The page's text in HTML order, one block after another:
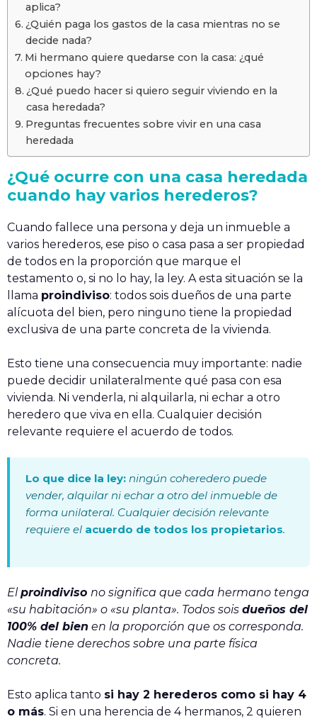
aplica?
¿Quién paga los gastos de la casa mientras no se
decide nada?
Mi hermano quiere quedarse con la casa: ¿qué
opciones hay?
¿Qué puedo hacer si quiero seguir viviendo en la
casa heredada?
Preguntas frecuentes sobre vivir en una casa
heredada
¿Qué ocurre con una casa heredada
cuando hay varios herederos?
Cuando fallece una persona y deja un inmueble a
varios herederos, ese piso o casa pasa a ser propiedad
de todos en la proporción que marque el
testamento o, si no lo hay, la ley. A esta situación se la
llama proindiviso: todos sois dueños de una parte
alícuota del bien, pero ninguno tiene la propiedad
exclusiva de una parte concreta de la vivienda.
Esto tiene una consecuencia muy importante: nadie
puede decidir unilateralmente qué pasa con esa
vivienda. Ni venderla, ni alquilarla, ni echar a otro
heredero que viva en ella. Cualquier decisión
relevante requiere el acuerdo de todos.
Lo que dice la ley: ningún coheredero puede
vender, alquilar ni echar a otro del inmueble de
forma unilateral. Cualquier decisión relevante
requiere el acuerdo de todos los propietarios.
Elproindiviso no significa que cada hermano tenga
«su habitación» o «su planta». Todos sois dueños del
100% del bien en la proporción que os corresponda.
Nadie tiene derechos sobre una parte física
concreta.
Esto aplica tanto si hay 2 herederos como si hay 4
o más. Si en una herencia de 4 hermanos, 2 quieren